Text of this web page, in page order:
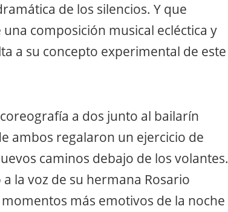
de los silencios. Y que
composición musical ecléctica y
a su concepto experimental de este
a dos junto al bailarín
ambos regalaron un ejercicio de
caminos debajo de los volantes.
la voz de su hermana Rosario
más emotivos de la noche